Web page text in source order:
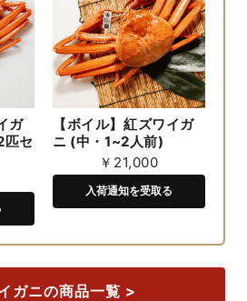
ガ
匹セ
【ボイル】紅ズワイガ
ニ (中・1~2人前)
￥21,000
入荷通知を受取る
ガニの商品一覧 >